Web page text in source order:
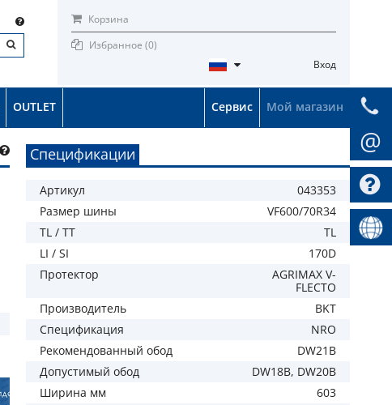
Корзина
Избранное (0)
Вход
OUTLET Мой магазин
Сервис
Спецификации
Артикул
043353
Размер шины
VF600/70R34
TL / TT
TL
LI / SI
170D
Протектор
AGRIMAX V-
FLECTO
Производитель
BKT
Спецификация
NRO
Рекомендованный обод
DW21B
Допустимый обод
DW18B, DW20B
Ширина мм
603
@